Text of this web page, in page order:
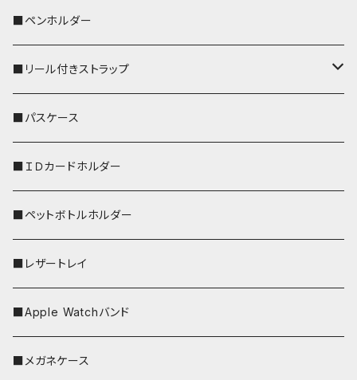
ペンギン
■ペンホルダー
■リール付きストラップ
リールのみ
ストラップ付
■パスケース
■ＩＤカードホルダー
■ペットボトルホルダー
■レザートレイ
■Apple Watchバンド
■メガネケース